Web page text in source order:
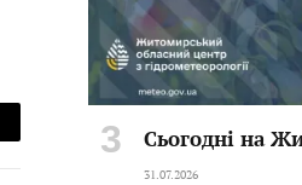
Сьогодні на
31.07.2026